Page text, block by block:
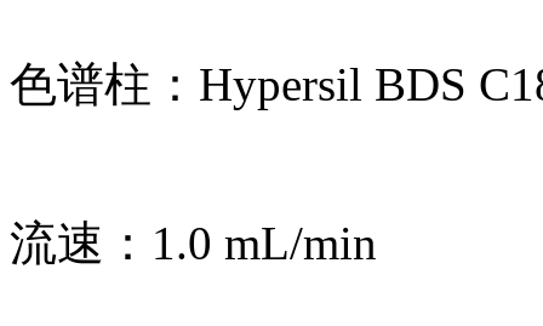
色谱柱：Hypersil BDS
流速：1.0 mL/min